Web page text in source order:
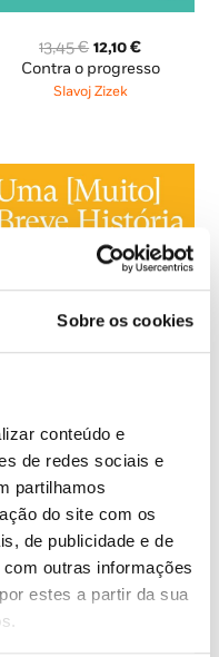
Sobre os cookies
conteúdo e
de redes sociais e
partilhamos
do site com os
de publicidade e de
outras informações
estes a partir da sua
13,45€ O
preço
original
12,10€O
preço
Contra o progresso
Slavoj Zizek
13,45€ O
preço
original
era:
13,45 €.
12,11€O
preço
atual
é:
12,11 €.
Uma (muito) breve história
da economia
Daniel Cohen